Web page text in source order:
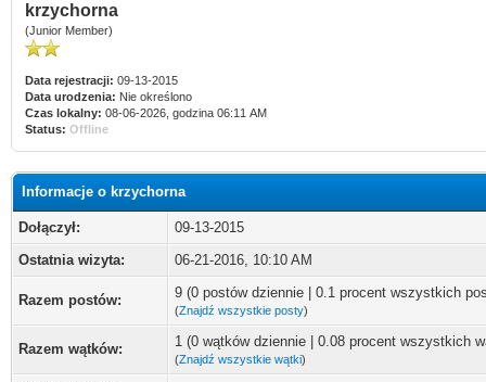
krzychorna
(Junior Member)
Data rejestracji: 09-13-2015
Data urodzenia: Nie określono
Czas lokalny: 08-06-2026, godzina 06:11 AM
Status: Offline
Informacje o krzychorna
Dołączył:
09-13-2015
Ostatnia wizyta:
06-21-2016, 10:10 AM
Razem postów: 9 (0 postów dziennie | 0.1 procent wszystkich
(Znajdź wszystkie posty)
Razem wątków: 1 (0 wątków dziennie | 0.08 procent wszystkich
(Znajdź wszystkie wątki)